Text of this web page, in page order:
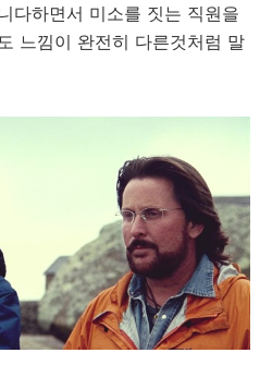
다하면서 미소를 짓는 직원을
느낌이 완전히 다른것처럼 말